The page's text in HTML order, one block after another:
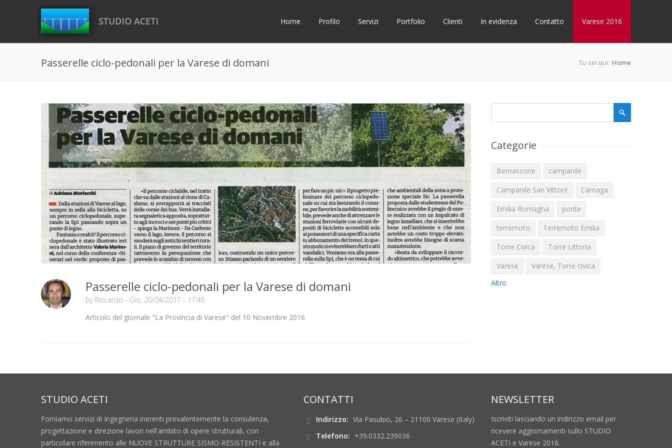
Home Profilo Servizi Portfolio Clienti In evidenza Contatto Varese 2016
Passerelle ciclo-pedonali per la Varese di domani Tu sei qui: Home
Passerelle ciclo-pedonali per la Varese di domani
by Riccardo - Gio, 20/04/2017 - 17:45
Articolo del giornale "La Provincia di Varese" del 10 Novembre 2016
Cerca
Categorie
Bernascone
campanile
Campanile San Vittore
Carnaga
Emilia Romagna
ponte
terremoto
Terremoto Emilia
Torre Civica
Torre Littoria
Varese
Varese, Torre civica
Altro
STUDIO ACETI
Forniamo servizi di Ingegneria inerenti prevalentemente la consulenza,
progettazione e direzione lavori nell'ambito di opere strutturali, con
particolare riferimento alle NUOVE STRUTTURE SISMO-RESISTENTI e alla
CONTATTI
Indirizzo: Via Pasubio, 26 – 21100 Varese (Italy)
Telefono: +39.0332.239036
NEWSLETTER
Iscriviti lasciando un indirizzo email per
ricevere aggiornamenti sullo STUDIO
ACETI e Varese 2016.